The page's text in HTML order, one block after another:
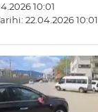
10:01
22.04.2026 10:01